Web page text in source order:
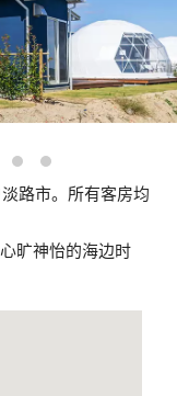
路市。所有客房均
旷神怡的海边时